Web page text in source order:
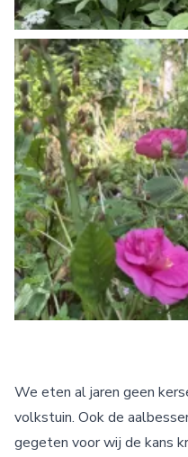
We eten al jaren geen
volkstuin. Ook de
gegeten voor wij de kans